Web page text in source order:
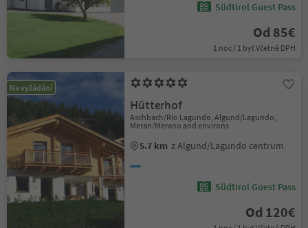
Südtirol Guest Pass
Od 85€
1 noc / 1 byt Včetně DPH
Na vyžádání
Hütterhof
Aschbach/Rio Lagundo, Algund/Lagundo,
Meran/Merano and environs
5.7 km z Algund/Lagundo centrum
Südtirol Guest Pass
Od 120€